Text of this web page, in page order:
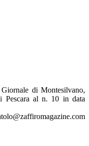
di Montesilvano,
Pescara al n. 10 in data